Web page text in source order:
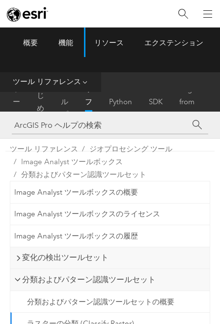
ArcGIS Pro Menu
概要 機能 リソース エクステンション
ツール リファレンス
ー
ム
は
じ
め
に
ル
プ
フ
ァ
レ
ン
ス
Python SDK
from
ArcMap
ツール リファレンス
ジオプロセシング ツール
Image Analyst ツールボックス
分類およびパターン認識ツールセット
Image Analyst ツールボックスの概要
Image Analyst ツールボックスのライセンス
Image Analyst ツールボックスの履歴
変化の検出ツールセット
分類およびパターン認識ツールセット
分類およびパターン認識ツールセットの概要